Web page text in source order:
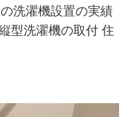
洗濯機設置の実績
型洗濯機の取付 住